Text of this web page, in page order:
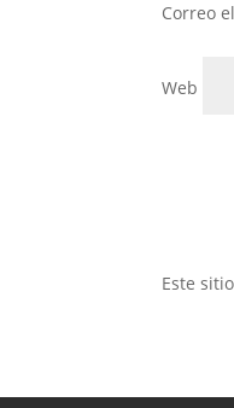
Correo
Web
Este